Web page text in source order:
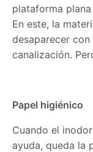
plataforma
En este, la
desaparecer
canalización.
Papel higiénico
Cuando el
ayuda, queda la